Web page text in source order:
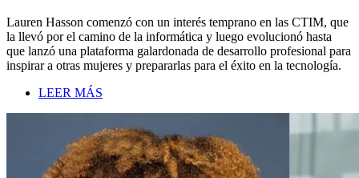
Lauren Hasson comenzó con un interés temprano en las CTIM, que
la llevó por el camino de la informática y luego evolucionó hasta
que lanzó una plataforma galardonada de desarrollo profesional para
inspirar a otras mujeres y prepararlas para el éxito en la tecnología.
LEER MÁS